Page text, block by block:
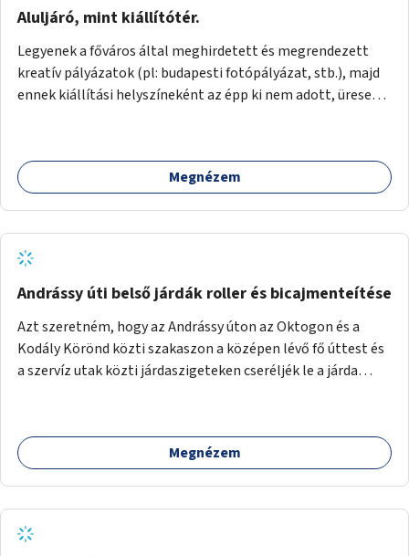
jelenhetnének meg alkalmat adva a bemutatkozásra -
nélkül lehetnének: kortárs bútorok, világítás, játék,
lakástextil, grafikai munkák, street art, szobrok,
térplasztikák stb.
Aluljáró, mint kiállítótér.
Legyenek a főváros által meghirdetett és megrendezett
kreatív pályázatok (pl: budapesti fotópályázat, stb.), majd
ennek kiállítási helyszíneként az épp ki nem adott, üresen
legyenek felhasználva.
Megnézem
Andrássy úti belső járdák roller és bicajmenteítése
Azt szeretném, hogy az Andrássy úton az Oktogon és a
Kodály Körönd közti szakaszon a középen lévő fő úttest és
a szervíz utak közti járdaszigeteken cseréljék le a járda
közt vannak borítva.
Megnézem